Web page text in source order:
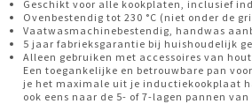
Geschikt voor alle kookplaten, inclusief
Ovenbestendig tot 230 °C (niet onder de
Vaatwasmachinebestendig, handwas
5 jaar fabrieksgarantie bij huishoudelijk
Alleen gebruiken met accessoires van
Een toegankelijke en betrouwbare pan
je het maximale uit je inductiekookplaat
ook eens naar de 5- of 7-lagen pannen van